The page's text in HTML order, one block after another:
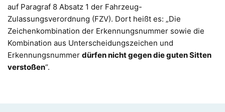
auf Paragraf 8 Absatz 1 der Fahrzeug-
Zulassungsverordnung (FZV). Dort heißt es: „Die
Zeichenkombination der Erkennungsnummer sowie die
Kombination aus Unterscheidungszeichen und
Erkennungsnummer dürfen nicht gegen die guten Sitten
verstoßen“.